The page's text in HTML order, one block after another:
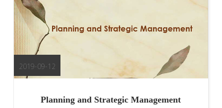
2019-09-12
Planning and Strategic Management